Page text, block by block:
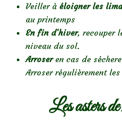
Veiller à éloigner les
au printemps
En fin d’hiver, recouper
niveau du sol.
Arroseren cas de
Arroser régulièrement
Les asters